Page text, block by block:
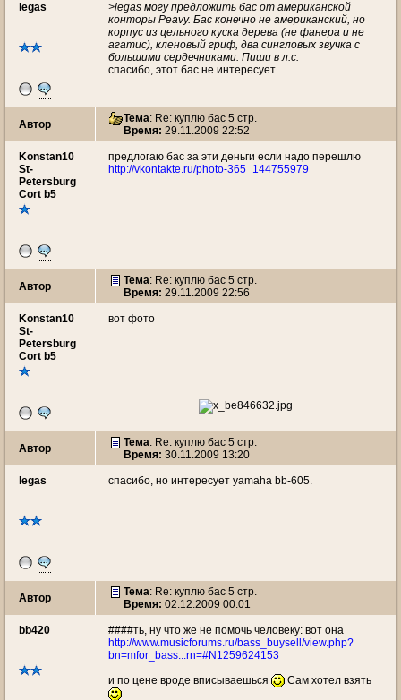
legas
>legas могу предложить бас от американской
конторы Peavy. Бас конечно не американский, но
корпус из цельного куска дерева (не фанера и не
агатис), кленовый гриф, два сингловых звучка с
большими сердечниками. Пиши в л.с.
спасибо, этот бас не интересует
Автор Тема: Re: куплю бас 5 стр.
Время: 29.11.2009 22:52
Konstan10
St-
Petersburg
Cort b5
предлогаю бас за эти деньги если надо перешлю
http://vkontakte.ru/photo-365_144755979
Автор Тема: Re: куплю бас 5 стр.
Время: 29.11.2009 22:56
Konstan10
St-
Petersburg
Cort b5
вот фото
Автор Тема: Re: куплю бас 5 стр.
Время: 30.11.2009 13:20
legas спасибо, но интересует yamaha bb-605.
Автор Тема: Re: куплю бас 5 стр.
Время: 02.12.2009 00:01
bb420
####ть, ну что же не помочь человеку: вот она
http://www.musicforums.ru/bass_buysell/view.php?
bn=mfor_bass...rn=#N1259624153
и по цене вроде вписываешься
Сам хотел взять